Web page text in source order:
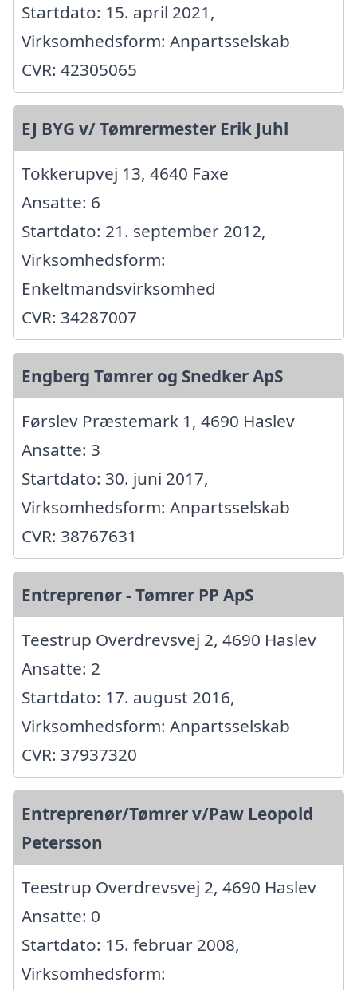
Startdato: 15. april 2021,
Virksomhedsform: Anpartsselskab
CVR: 42305065
EJ BYG v/ Tømrermester Erik Juhl
Tokkerupvej 13, 4640 Faxe
Ansatte: 6
Startdato: 21. september 2012,
Virksomhedsform:
Enkeltmandsvirksomhed
CVR: 34287007
Engberg Tømrer og Snedker ApS
Førslev Præstemark 1, 4690 Haslev
Ansatte: 3
Startdato: 30. juni 2017,
Virksomhedsform: Anpartsselskab
CVR: 38767631
Entreprenør - Tømrer PP ApS
Teestrup Overdrevsvej 2, 4690 Haslev
Ansatte: 2
Startdato: 17. august 2016,
Virksomhedsform: Anpartsselskab
CVR: 37937320
Entreprenør/Tømrer v/Paw Leopold
Petersson
Teestrup Overdrevsvej 2, 4690 Haslev
Ansatte: 0
Startdato: 15. februar 2008,
Virksomhedsform: